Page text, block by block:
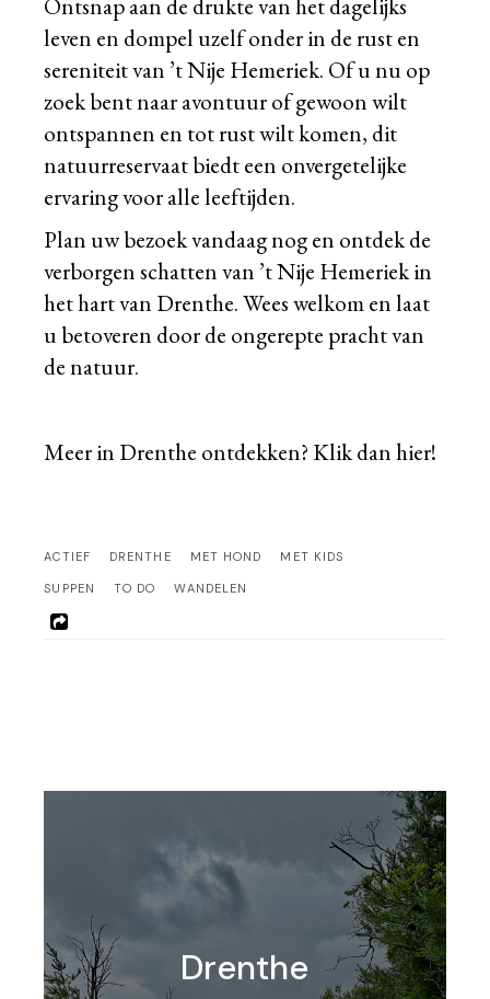
leven en dompel uzelf onder in de rust en
sereniteit van ’t Nije Hemeriek. Of u nu op
zoek bent naar avontuur of gewoon wilt
ontspannen en tot rust wilt komen, dit
natuurreservaat biedt een onvergetelijke
ervaring voor alle leeftijden.
Plan uw bezoek vandaag nog en ontdek de
verborgen schatten van ’t Nije Hemeriek in
het hart van Drenthe. Wees welkom en laat
u betoveren door de ongerepte pracht van
de natuur.
Meer in Drenthe ontdekken? Klik dan hier!
ACTIEF DRENTHE MET HOND MET KIDS
SUPPEN TO DO WANDELEN
Drenthe